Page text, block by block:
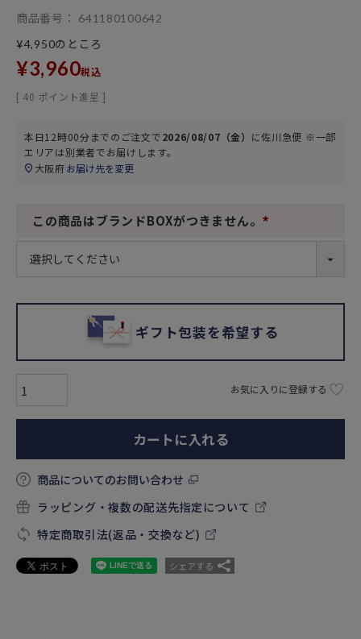
商品番号
641180100642
¥4,950のところ
¥3,960税込
[ 40 ポイント進呈 ]
本日12時00分までのご注文で2026/08/07（金） に佐川急便 ※一部
エリアは別業者でお届けします。
大阪府お届け先を変更
この商品はブランドBOXがつきません。
ギフト包装を希望する
お気に入りに登録する
カートに入れる
商品についてのお問い合わせ
ラッピング・複数の配送先指定について
特定商取引法(返品・交換など)
シェアする